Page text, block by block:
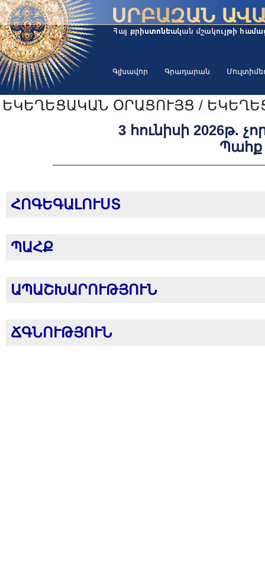
Գլխավոր Գրադարան
ԵԿԵՂԵՑԱԿԱՆ ՕՐԱՑՈՒՅՑ /
3 հունիսի 2026թ.
Պահք
ՀՈԳԵԳԱԼՈՒՍՏ
ՊԱՀՔ
ԱՊԱՇԽԱՐՈՒԹՅՈՒՆ
ՃԳՆՈՒԹՅՈՒՆ